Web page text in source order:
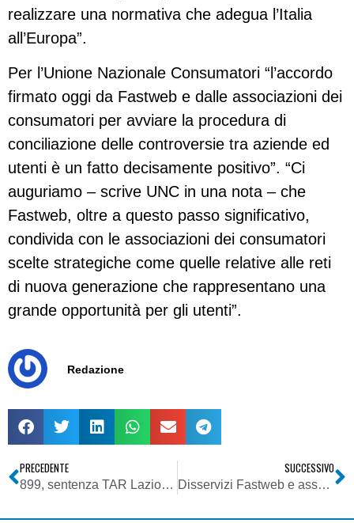
realizzare una normativa che adegua l’Italia
all’Europa”.
Per l’Unione Nazionale Consumatori “l’accordo
firmato oggi da Fastweb e dalle associazioni dei
consumatori per avviare la procedura di
conciliazione delle controversie tra aziende ed
utenti è un fatto decisamente positivo”. “Ci
auguriamo – scrive UNC in una nota – che
Fastweb, oltre a questo passo significativo,
condivida con le associazioni dei consumatori
scelte strategiche come quelle relative alle reti
di nuova generazione che rappresentano una
grande opportunità per gli utenti”.
Redazione
PRECEDENTE
899, sentenza TAR Lazio di annullamento delle delibere Agcom: il COSTT espone alcune considerazioni
SUCCESSIVO
Disservizi Fastweb e associazioni consumatori: “la corporativizzazione dei diritti”